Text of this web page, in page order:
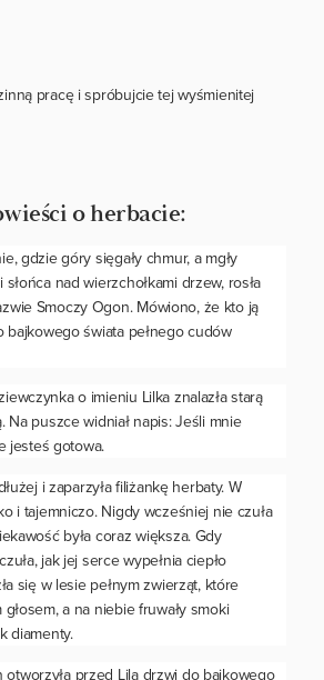
pracę i spróbujcie tej wyśmienitej
o herbacie:
gdzie góry sięgały chmur, a mgły
nad wierzchołkami drzew, rosła
Smoczy Ogon. Mówiono, że kto ją
świata pełnego cudów
o imieniu Lilka znalazła starą
Na puszce widniał napis:Jeśli mnie
jesteś gotowa.
i zaparzyła filiżankę herbaty. W
i tajemniczo. Nigdy wcześniej nie czuła
była coraz większa. Gdy
jak jej serce wypełnia ciepło
się w lesie pełnym zwierząt, które
a na niebie fruwały smoki
diamenty.
przed Lilą drzwi do bajkowego